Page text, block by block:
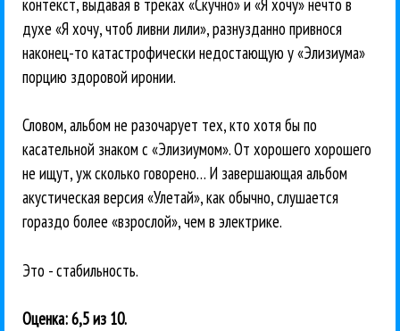
духе «Я хочу, чтоб ливни лили», разнузданно привнося
наконец-то катастрофически недостающую у «Элизиума»
порцию здоровой иронии.
Словом, альбом не разочарует тех, кто хотя бы по
касательной знаком с «Элизиумом». От хорошего хорошего
не ищут, уж сколько говорено… И завершающая альбом
акустическая версия «Улетай», как обычно, слушается
гораздо более «взрослой», чем в электрике.
Это - стабильность.
Оценка: 6,5 из 10.